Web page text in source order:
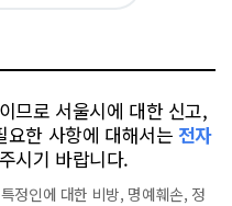
므로 서울시에 대한 신고,
한 사항에 대해서는 전자
시기 바랍니다.
정인에 대한 비방, 명예훼손, 정